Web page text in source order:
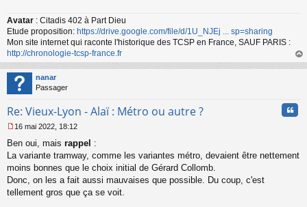
e
n
o
n
l
u
Avatar : Citadis 402 à Part Dieu
Etude proposition: https://drive.google.com/file/d/1U_NJEj ... sp=sharing
Mon site internet qui raconte l'historique des TCSP en France, SAUF PARIS :
http://chronologie-tcsp-france.fr
au
nanar
Passager
Re: Vieux-Lyon - Alaï : Métro ou autre ?
e
s
s
g
e
16 mai 2022, 18:12
Ben oui, mais rappel :
La variante tramway, comme les variantes métro, devaient être nettement
moins bonnes que le choix initial de Gérard Collomb.
Donc, on les a fait aussi mauvaises que possible. Du coup, c'est
tellement gros que ça se voit.